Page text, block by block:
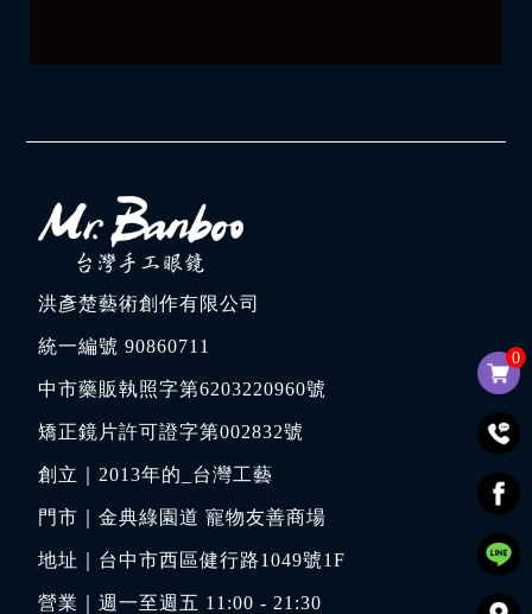
0
洪彥楚藝術創作有限公司
統一編號 90860711
中市藥販執照字第6203220960號
矯正鏡片許可證字第002832號
創立｜ 2013年的_台灣工藝
門市｜金典綠園道 寵物友善商場
地址｜ 台中市西區健行路1049號1F
營業｜週一至週五 11:00 - 21:30